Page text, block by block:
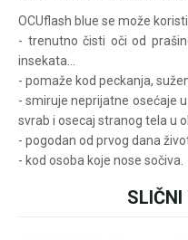
OCUflash blue se može
- trenutno čisti oči od
insekata...
- pomaže kod peckanja,
- smiruje neprijatne osećaje
svrab i osecaj stranog tela u
- pogodan od prvog dana
- kod osoba koje nose sočiva.
SLIČNI